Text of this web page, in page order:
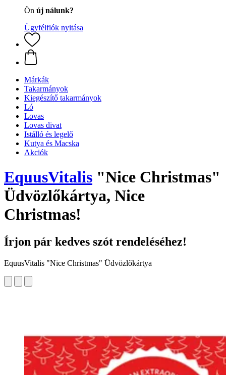
Ön új nálunk?
Ügyfélfiók nyitása
Márkák
Takarmányok
Kiegészítő takarmányok
Ló
Lovas
Lovas divat
Istálló és legelő
Kutya és Macska
Akciók
EquusVitalis "Nice Christmas"
Üdvözlőkártya, Nice
Christmas!
Írjon pár kedves szót rendeléséhez!
EquusVitalis "Nice Christmas" Üdvözlőkártya